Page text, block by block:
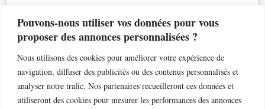
Pouvons-nous utiliser vos données pour vous
proposer des annonces personnalisées ?
Nous utilisons des cookies pour améliorer votre expérience de
navigation, diffuser des publicités ou des contenus personnalisés et
analyser notre trafic. Nos partenaires recueilleront ces données et
utiliseront des cookies pour mesurer les performances des annonces
accouchement allaitement astuces bapteme beauté
bronchiolite bébé cadeau chaleur chambre chocolat
coiffure crèche dents de lait droits enfant enfants esthétique
gateau grossesse grossesse géméllaire jouet